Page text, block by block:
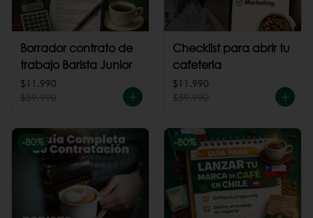
Borrador contrato de
trabajo Barista Junior
$11.990
$59.990
Checklist para abrir tu
cafeteria
$11.990
$59.990
-80% -80%